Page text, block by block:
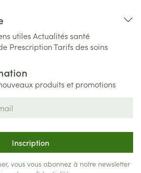
utiles Actualités santé
PrescriptionTarifs des soins
produits et promotions
Inscription
vous vous abonnez à notre newsletter